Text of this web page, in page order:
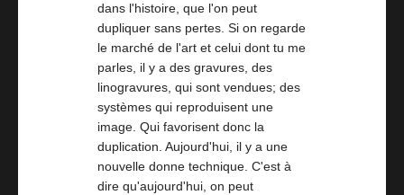
dans l'histoire, que l'on peut
dupliquer sans pertes. Si on regarde
le marché de l'art et celui dont tu me
parles, il y a des gravures, des
linogravures, qui sont vendues; des
systèmes qui reproduisent une
image. Qui favorisent donc la
duplication. Aujourd'hui, il y a une
nouvelle donne technique. C'est à
dire qu'aujourd'hui, on peut